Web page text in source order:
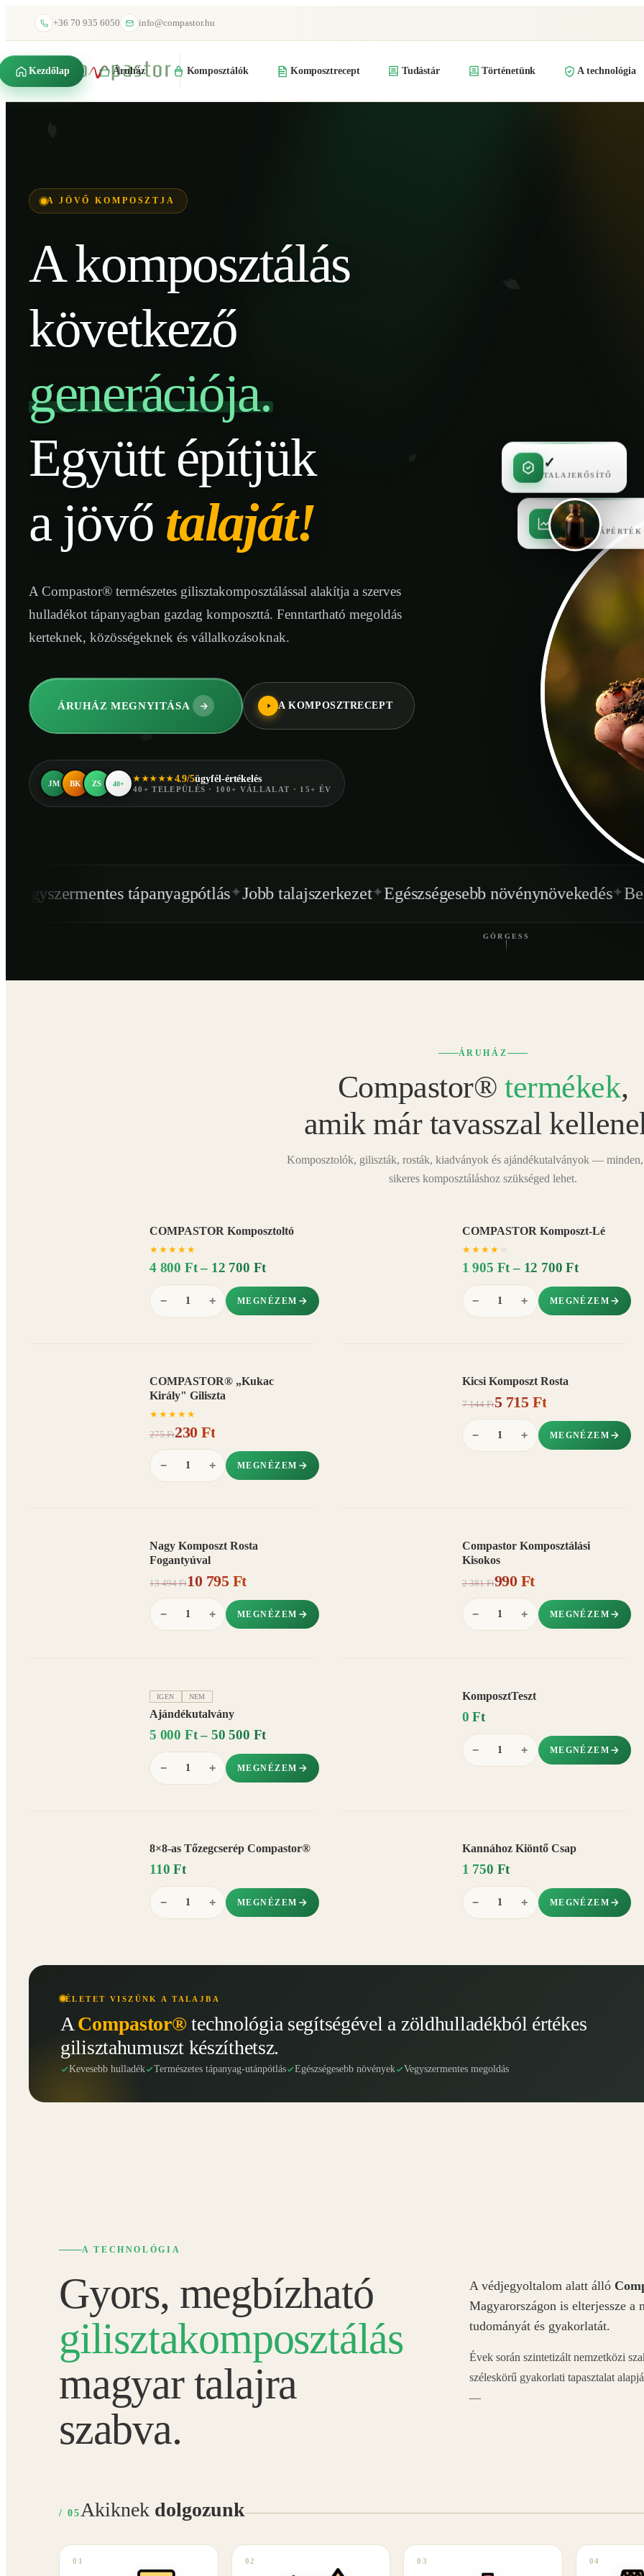
+36 70 935 6050 info@compastor.hu
Kezdőlap Áruház Komposztálók Komposztrecept Tudástár Történetünk A technológia
A JÖVŐ KOMPOSZTJA
A komposztálás
következő
generációja.
Együtt építjük
a jövő talaját!
A Compastor® természetes gilisztakomposztálással alakítja a szerves
hulladékot tápanyagban gazdag komposzttá. Fenntartható megoldás
kerteknek, közösségeknek és vállalkozásoknak.
ÁRUHÁZ MEGNYITÁSA A KOMPOSZTRECEPT
JM BK ZS 40+
★★★★★4.9/5ügyfél-értékelés
40+ TELEPÜLÉS · 100+ VÁLLALAT · 15+ ÉV
✓
MAGAS TÁPÉRTÉK
✓
TALAJERŐSÍTŐ
tápanyagpótlás✦Jobb talajszerkezet✦Egészségesebb növénynövekedés✦Beltéren is
GÖRGESS
ÁRUHÁZ
Compastor®termékek,
amik már tavasszal
Komposztolók, giliszták, rosták, kiadványok és ajándékutalványok — minden,
sikeres komposztáláshoz szükséged lehet.
COMPASTOR Komposztoltó
★ ★ ★ ★ ★
4 800 Ft – 12 700 Ft
− + MEGNÉZEM
COMPASTOR Komposzt-Lé
★ ★ ★ ★
1 905 Ft – 12 700 Ft
− + MEGNÉZEM
COMPASTOR® „Kukac
Király" Giliszta
★ ★ ★ ★ ★
275 Ft230 Ft
− + MEGNÉZEM
Kicsi Komposzt Rosta
7 144 Ft5 715 Ft
− + MEGNÉZEM
Nagy Komposzt Rosta
Fogantyúval
13 494 Ft10 795 Ft
− + MEGNÉZEM
Compastor Komposztálási
Kisokos
2 381 Ft990 Ft
− + MEGNÉZEM
IGEN NEM
Ajándékutalvány
5 000 Ft – 50 500 Ft
− + MEGNÉZEM
KomposztTeszt
0 Ft
− + MEGNÉZEM
8×8-as Tőzegcserép Compastor®
110 Ft
− + MEGNÉZEM
Kannához Kiöntő Csap
1 750 Ft
− + MEGNÉZEM
ÉLETET VISZÜNK A TALAJBA
A Compastor® technológia segítségével a zöldhulladékból értékes
gilisztahumuszt készíthetsz.
Kevesebb hulladék Természetes tápanyag-utánpótlás Egészségesebb növények Vegyszermentes megoldás
A TECHNOLÓGIA
Gyors, megbízható
gilisztakomposztálás
magyar talajra
szabva.
A védjegyoltalom alatt álló
Magyarországon is elterjessze a
tudományát és gyakorlatát.
Évek során szintetizált nemzetközi
széleskörű gyakorlati tapasztalat
—
/ 05 Akiknek dolgozunk
01 02 03 04